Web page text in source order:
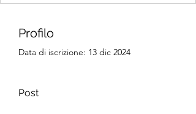
Profilo
Data di iscrizione: 13 dic 2024
Post